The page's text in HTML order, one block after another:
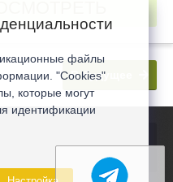
В будущее
файлы
"Cookies"
которые могут
идентификации